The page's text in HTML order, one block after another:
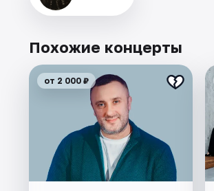
Похожие концерты
от 2 000 ₽